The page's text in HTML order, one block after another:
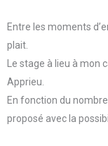
Entre les moments
plait.
Le stage à lieu à
Apprieu.
En fonction du
proposé avec la